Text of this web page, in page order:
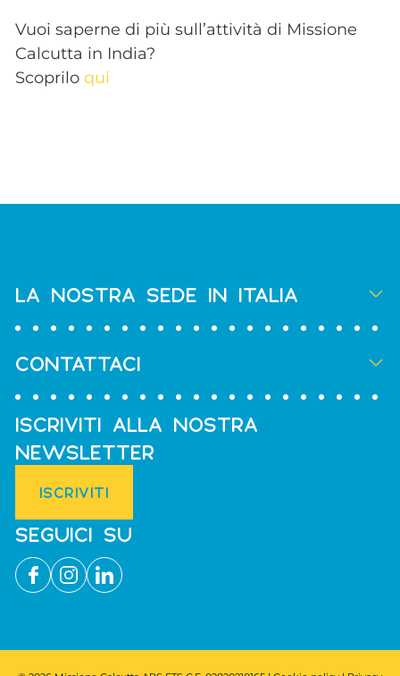
Vuoi saperne di più sull’attività di Missione
Calcutta in India?
Scopriloqui
LA NOSTRA SEDE IN ITALIA
CONTATTACI
ISCRIVITI ALLA NOSTRA
NEWSLETTER
ISCRIVITI
SEGUICI SU